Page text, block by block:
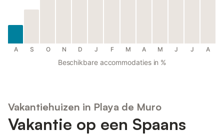
A S O N D J F M A M J J A
Beschikbare accommodaties in %
Vakantiehuizen in Playa de Muro
Vakantie op een Spaans